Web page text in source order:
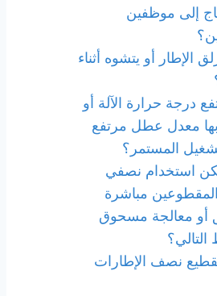
إلى موظفين
الإطار أو يتشوه أثناء
درجة حرارة الآلة أو
معدل عطل مرتفع
المستمر؟
استخدام نصفي
المقطوعين مباشرة
أو معالجة مسحوق
نصف الإطارات